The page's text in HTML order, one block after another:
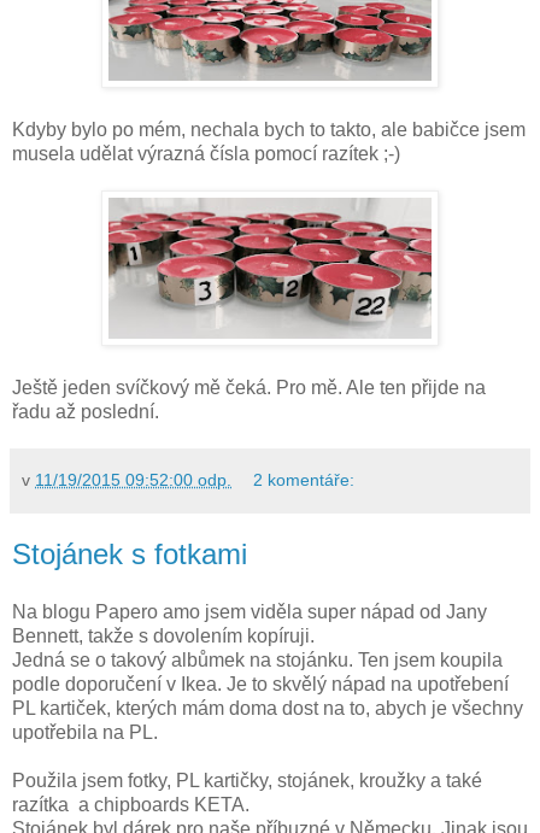
Kdyby bylo po mém, nechala bych to takto, ale babičce jsem
musela udělat výrazná čísla pomocí razítek ;-)
Ještě jeden svíčkový mě čeká. Pro mě. Ale ten přijde na
řadu až poslední.
v 11/19/2015 09:52:00 odp. 2 komentáře:
Stojánek s fotkami
Na blogu Papero amo jsem viděla super nápad od Jany
Bennett, takže s dovolením kopíruji.
Jedná se o takový albůmek na stojánku. Ten jsem koupila
podle doporučení v Ikea. Je to skvělý nápad na upotřebení
PL kartiček, kterých mám doma dost na to, abych je všechny
upotřebila na PL.
Použila jsem fotky, PL kartičky, stojánek, kroužky a také
razítka a chipboards KETA.